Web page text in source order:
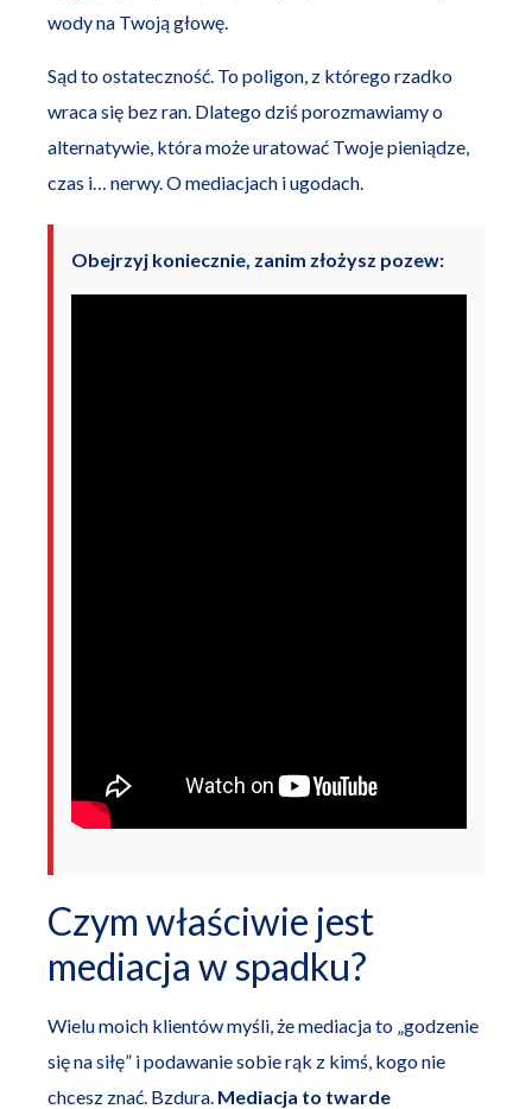
wody na Twoją głowę.
Sąd to ostateczność. To poligon, z którego rzadko
wraca się bez ran. Dlatego dziś porozmawiamy o
alternatywie, która może uratować Twoje pieniądze,
czas i… nerwy. O mediacjach i ugodach.
Obejrzyj koniecznie, zanim złożysz pozew:
Czym właściwie jest
mediacja w spadku?
Wielu moich klientów myśli, że mediacja to „godzenie
się na siłę” i podawanie sobie rąk z kimś, kogo nie
chcesz znać. Bzdura. Mediacja to twarde